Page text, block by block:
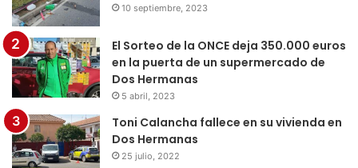
10 septiembre, 2023
El Sorteo de la ONCE deja 350.000 euros
en la puerta de un supermercado de
Dos Hermanas
5 abril, 2023
Toni Calancha fallece en su vivienda en
Dos Hermanas
25 julio, 2022